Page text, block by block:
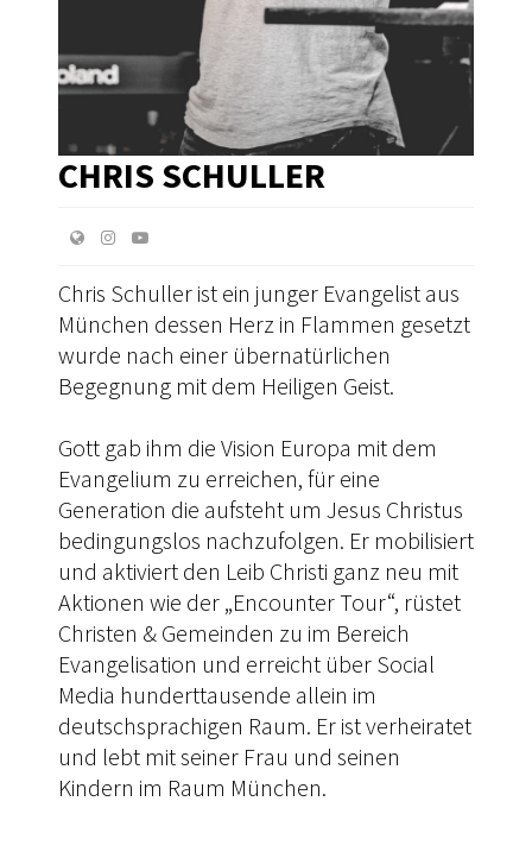
CHRIS SCHULLER
Chris Schuller ist ein junger Evangelist aus
München dessen Herz in Flammen gesetzt
wurde nach einer übernatürlichen
Begegnung mit dem Heiligen Geist.
Gott gab ihm die Vision Europa mit dem
Evangelium zu erreichen, für eine
Generation die aufsteht um Jesus Christus
bedingungslos nachzufolgen. Er mobilisiert
und aktiviert den Leib Christi ganz neu mit
Aktionen wie der „Encounter Tour“, rüstet
Christen & Gemeinden zu im Bereich
Evangelisation und erreicht über Social
Media hunderttausende allein im
deutschsprachigen Raum. Er ist verheiratet
und lebt mit seiner Frau und seinen
Kindern im Raum München.